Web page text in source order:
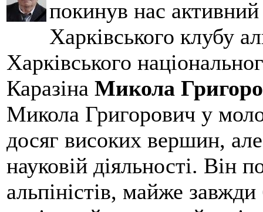
покинув нас
Харківського клубу
Харківського
Каразіна Микола
Микола Григорович у
досяг високих вершин,
науковій діяльності. Він
альпіністів, майже